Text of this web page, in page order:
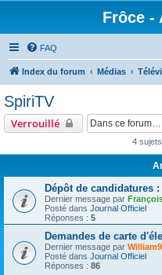
Frôce -
FAQ
Index du forum Médias
SpiriTV
Verrouillé
4
Dépôt de candidatures
Dernier message par
Posté dans Journal Officiel
Réponses : 5
Demandes de carte
Dernier message par
Posté dans Journal Officiel
Réponses : 86